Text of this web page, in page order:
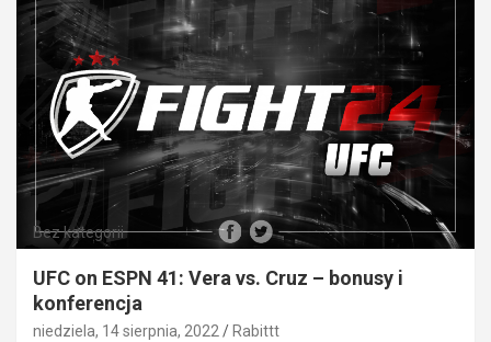
Bez kategorii
UFC on ESPN 41: Vera vs. Cruz – bonusy i
konferencja
niedziela, 14 sierpnia, 2022 Rabittt